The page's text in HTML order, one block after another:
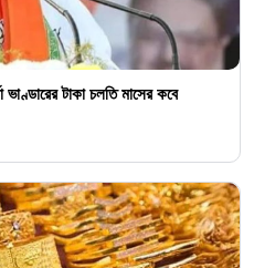
টাকা চলতি মাসের কবে